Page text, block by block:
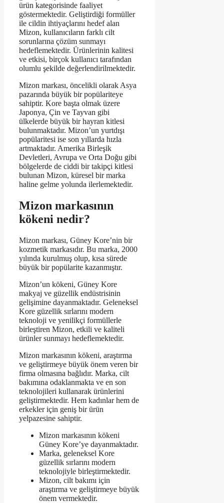
ürün kategorisinde faaliyet
göstermektedir. Geliştirdiği formüller
ile cildin ihtiyaçlarını hedef alan
Mizon, kullanıcıların farklı cilt
sorunlarına çözüm sunmayı
hedeflemektedir. Ürünlerinin kalitesi
ve etkisi, birçok kullanıcı tarafından
olumlu şekilde değerlendirilmektedir.
Mizon markası, öncelikli olarak Asya
pazarında büyük bir popülariteye
sahiptir. Kore başta olmak üzere
Japonya, Çin ve Tayvan gibi
ülkelerde büyük bir hayran kitlesi
bulunmaktadır. Mizon’un yurtdışı
popülaritesi ise son yıllarda hızla
artmaktadır. Amerika Birleşik
Devletleri, Avrupa ve Orta Doğu gibi
bölgelerde de ciddi bir takipçi kitlesi
bulunan Mizon, küresel bir marka
haline gelme yolunda ilerlemektedir.
Mizon markasının
kökeni nedir?
Mizon markası, Güney Kore’nin bir
kozmetik markasıdır. Bu marka, 2000
yılında kurulmuş olup, kısa sürede
büyük bir popülarite kazanmıştır.
Mizon’un kökeni, Güney Kore
makyaj ve güzellik endüstrisinin
gelişimine dayanmaktadır. Geleneksel
Kore güzellik sırlarını modern
teknoloji ve yenilikçi formüllerle
birleştiren Mizon, etkili ve kaliteli
ürünler sunmayı hedeflemektedir.
Mizon markasının kökeni, araştırma
ve geliştirmeye büyük önem veren bir
firma olmasına bağlıdır. Marka, cilt
bakımına odaklanmakta ve en son
teknolojileri kullanarak ürünlerini
geliştirmektedir. Hem kadınlar hem de
erkekler için geniş bir ürün
yelpazesine sahiptir.
Mizon markasının kökeni
Güney Kore’ye dayanmaktadır.
Marka, geleneksel Kore
güzellik sırlarını modern
teknolojiyle birleştirmektedir.
Mizon, cilt bakımı için
araştırma ve geliştirmeye büyük
önem vermektedir.